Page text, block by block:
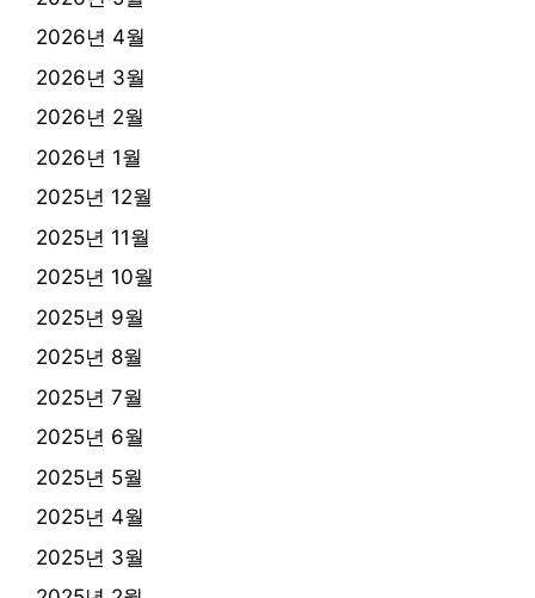
2026년 4월
2026년 3월
2026년 2월
2026년 1월
2025년 12월
2025년 11월
2025년 10월
2025년 9월
2025년 8월
2025년 7월
2025년 6월
2025년 5월
2025년 4월
2025년 3월